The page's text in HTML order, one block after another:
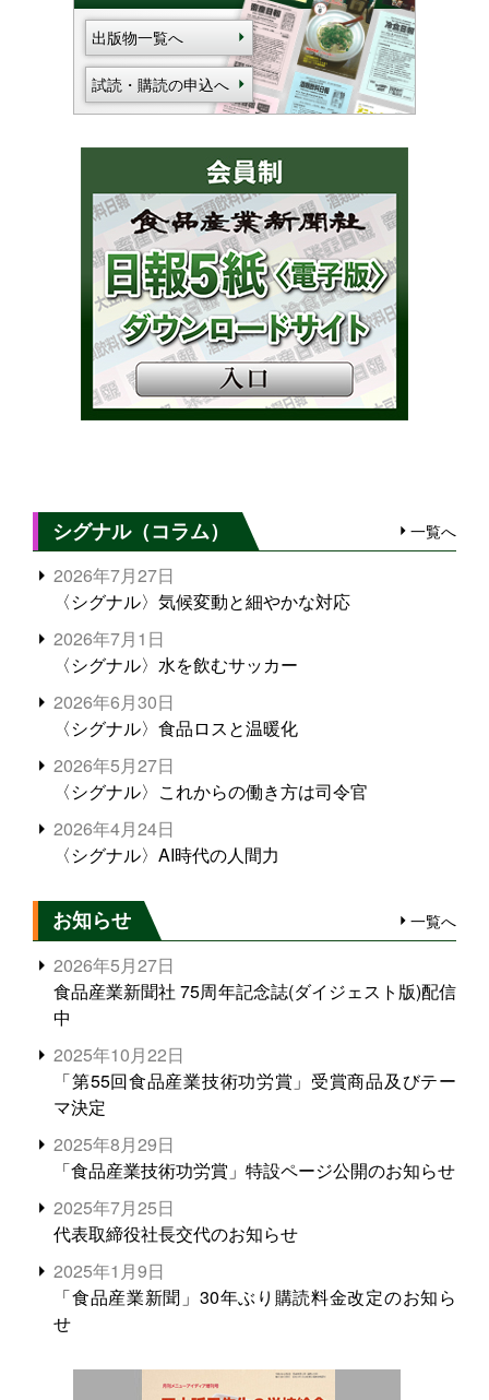
出版物一覧へ
試読・購読の申込へ
シグナル（コラム） 一覧へ
2026年7月27日
〈シグナル〉気候変動と細やかな対応
2026年7月1日
〈シグナル〉水を飲むサッカー
2026年6月30日
〈シグナル〉食品ロスと温暖化
2026年5月27日
〈シグナル〉これからの働き方は司令官
2026年4月24日
〈シグナル〉AI時代の人間力
お知らせ 一覧へ
2026年5月27日
食品産業新聞社 75周年記念誌(ダイジェスト版)配信
中
2025年10月22日
「第55回食品産業技術功労賞」受賞商品及びテー
マ決定
2025年8月29日
「食品産業技術功労賞」特設ページ公開のお知らせ
2025年7月25日
代表取締役社長交代のお知らせ
2025年1月9日
「食品産業新聞」30年ぶり購読料金改定のお知ら
せ